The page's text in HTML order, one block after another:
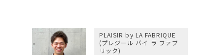
PLAISIR by LA FABRIQUE
(プレジール バイ ラ ファブ
リック)